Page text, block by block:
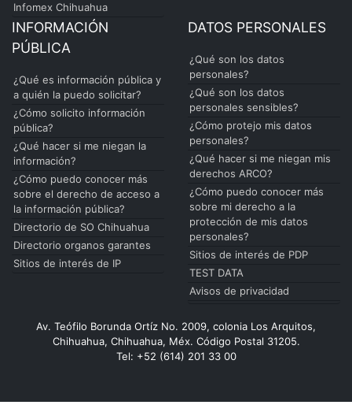
Infomex Chihuahua
INFORMACIÓN
PÚBLICA
¿Qué es información pública y
a quién la puedo solicitar?
¿Cómo solicito información
pública?
¿Qué hacer si me niegan la
información?
¿Cómo puedo conocer más
sobre el derecho de acceso a
la información pública?
Directorio de SO Chihuahua
Directorio organos garantes
Sitios de interés de IP
DATOS PERSONALES
¿Qué son los datos
personales?
¿Qué son los datos
personales sensibles?
¿Cómo protejo mis datos
personales?
¿Qué hacer si me niegan mis
derechos ARCO?
¿Cómo puedo conocer más
sobre mi derecho a la
protección de mis datos
personales?
Sitios de interés de PDP
TEST DATA
Avisos de privacidad
Av. Teófilo Borunda Ortíz No. 2009, colonia Los Arquitos,
Chihuahua, Chihuahua, Méx. Código Postal 31205.
Tel: +52 (614) 201 33 00